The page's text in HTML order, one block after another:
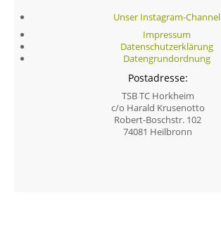
Unser Instagram-Channel
Impressum
Datenschutzerklärung
Datengrundordnung
Postadresse:
TSB TC Horkheim
c/o Harald Krusenotto
Robert-Boschstr. 102
74081 Heilbronn